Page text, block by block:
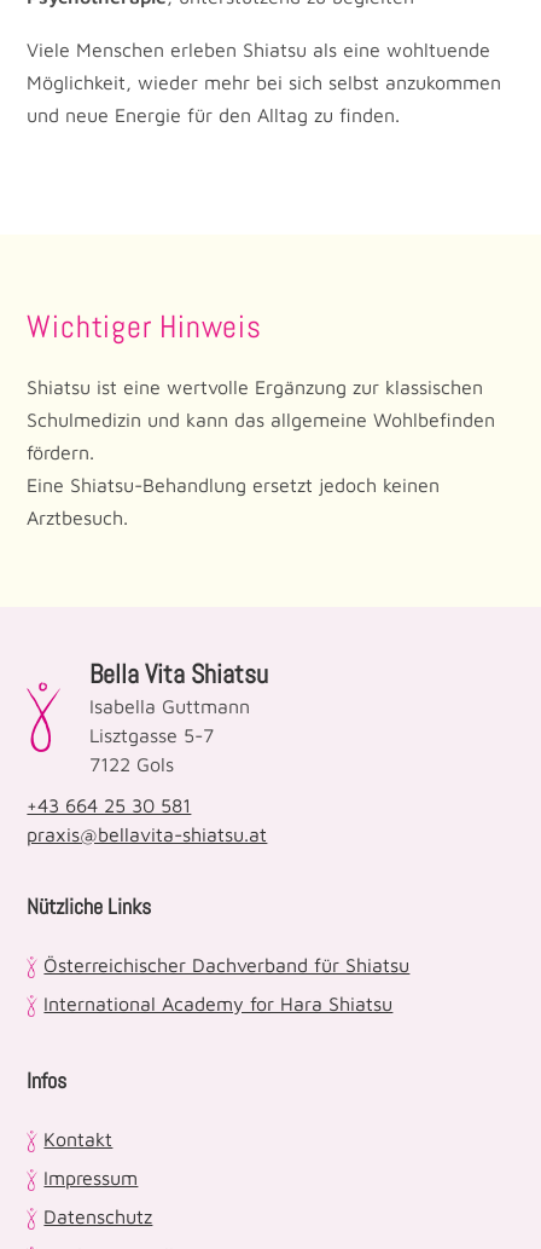
Viele Menschen erleben Shiatsu als eine wohltuende
Möglichkeit, wieder mehr bei sich selbst anzukommen
und neue Energie für den Alltag zu finden.
Wichtiger Hinweis
Shiatsu ist eine wertvolle Ergänzung zur klassischen
Schulmedizin und kann das allgemeine Wohlbefinden
fördern.
Eine Shiatsu-Behandlung ersetzt jedoch keinen
Arztbesuch.
Bella Vita Shiatsu
Isabella Guttmann
Lisztgasse 5-7
7122 Gols
+43 664 25 30 581
praxis@bellavita-shiatsu.at
Nützliche Links
Österreichischer Dachverband für Shiatsu
International Academy for Hara Shiatsu
Infos
Kontakt
Impressum
Datenschutz